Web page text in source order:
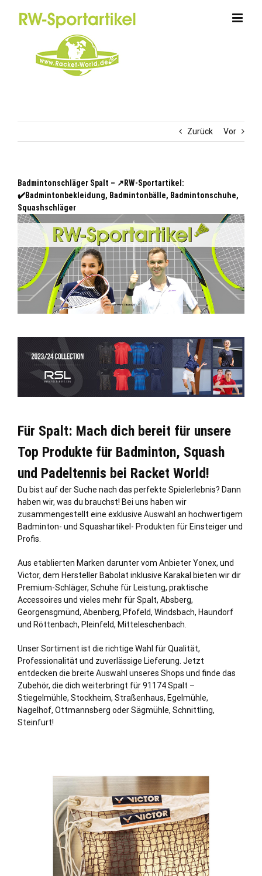
Zurück Vor
Badmintonschläger Spalt – ↗️RW-Sportartikel:
✔️Badmintonbekleidung, Badmintonbälle, Badmintonschuhe,
Squashschläger
Für Spalt: Mach dich bereit für unsere
Top Produkte für Badminton, Squash
und Padeltennis bei Racket World!
Du bist auf der Suche nach das perfekte Spielerlebnis? Dann
haben wir, was du brauchst! Bei uns haben wir
zusammengestellt eine exklusive Auswahl an hochwertigem
Badminton- und Squashartikel- Produkten für Einsteiger und
Profis.
Aus etablierten Marken darunter vom Anbieter Yonex, und
Victor, dem Hersteller Babolat inklusive Karakal bieten wir dir
Premium-Schläger, Schuhe für Leistung, praktische
Accessoires und vieles mehr für Spalt, Absberg,
Georgensgmünd, Abenberg, Pfofeld, Windsbach, Haundorf
und Röttenbach, Pleinfeld, Mitteleschenbach.
Unser Sortiment ist die richtige Wahl für Qualität,
Professionalität und zuverlässige Lieferung. Jetzt
entdecken die breite Auswahl unseres Shops und finde das
Zubehör, die dich weiterbringt für 91174 Spalt –
Stiegelmühle, Stockheim, Straßenhaus, Egelmühle,
Nagelhof, Ottmannsberg oder Sägmühle, Schnittling,
Steinfurt!